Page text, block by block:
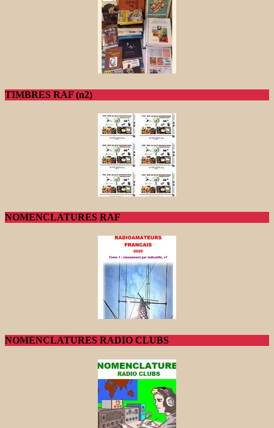
TIMBRES RAF (n2)
NOMENCLATURES RAF
NOMENCLATURES RADIO CLUBS